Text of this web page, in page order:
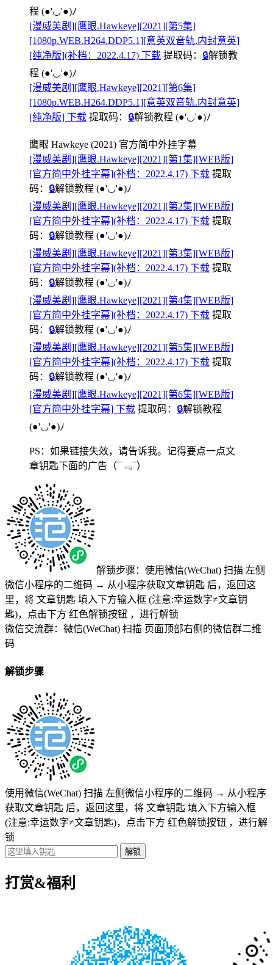
程 (●'◡'●)ﾉ
[漫威美剧][鹰眼.Hawkeye][2021][第5集]
[1080p.WEB.H264.DDP5.1][意英双音轨.内封意英]
[纯净版](补档：2022.4.17) 下载 提取码： 🔒解锁教
程 (●'◡'●)ﾉ
[漫威美剧][鹰眼.Hawkeye][2021][第6集]
[1080p.WEB.H264.DDP5.1][意英双音轨.内封意英]
[纯净版] 下载 提取码： 🔒解锁教程 (●'◡'●)ﾉ
鹰眼 Hawkeye (2021) 官方简中外挂字幕
[漫威美剧][鹰眼.Hawkeye][2021][第1集][WEB版]
[官方简中外挂字幕](补档：2022.4.17) 下载 提取
码： 🔒解锁教程 (●'◡'●)ﾉ
[漫威美剧][鹰眼.Hawkeye][2021][第2集][WEB版]
[官方简中外挂字幕](补档：2022.4.17) 下载 提取
码： 🔒解锁教程 (●'◡'●)ﾉ
[漫威美剧][鹰眼.Hawkeye][2021][第3集][WEB版]
[官方简中外挂字幕](补档：2022.4.17) 下载 提取
码： 🔒解锁教程 (●'◡'●)ﾉ
[漫威美剧][鹰眼.Hawkeye][2021][第4集][WEB版]
[官方简中外挂字幕](补档：2022.4.17) 下载 提取
码： 🔒解锁教程 (●'◡'●)ﾉ
[漫威美剧][鹰眼.Hawkeye][2021][第5集][WEB版]
[官方简中外挂字幕](补档：2022.4.17) 下载 提取
码： 🔒解锁教程 (●'◡'●)ﾉ
[漫威美剧][鹰眼.Hawkeye][2021][第6集][WEB版]
[官方简中外挂字幕] 下载 提取码： 🔒解锁教程
(●'◡'●)ﾉ
PS：如果链接失效，请告诉我。记得要点一点文
章钥匙下面的广告 （¯﹃¯）
解锁步骤：使用微信(WeChat) 扫描 左侧
微信小程序的二维码 → 从小程序获取文章钥匙 后，返回这
里，将 文章钥匙 填入下方输入框 (注意:幸运数字≠文章钥
匙)，点击下方 红色解锁按钮 ，进行解锁
微信交流群：微信(WeChat) 扫描 页面顶部右侧的微信群二维
码
解锁步骤
使用微信(WeChat) 扫描 左侧微信小程序的二维码 → 从小程序
获取文章钥匙 后，返回这里，将 文章钥匙 填入下方输入框
(注意:幸运数字≠文章钥匙)，点击下方 红色解锁按钮 ，进行解
锁
打赏&福利